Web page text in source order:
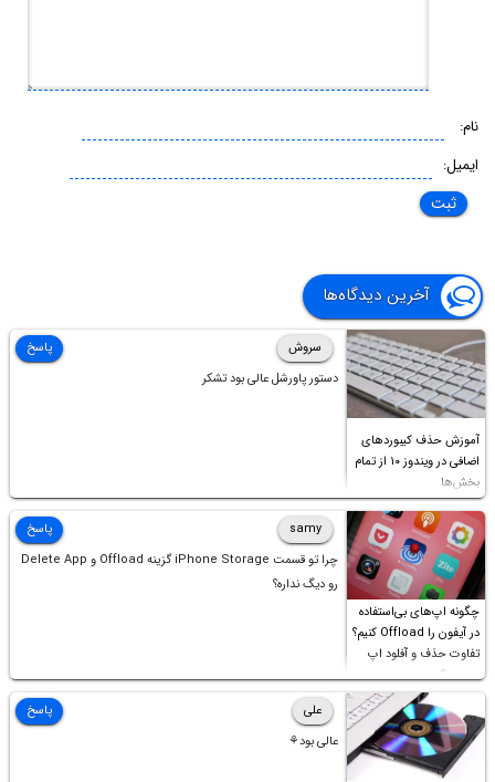
نام:
ایمیل:
آخرین دیدگاه‌ها
آموزش حذف کیبوردهای
اضافی در ویندوز ۱۰ از تمام
بخش‌ها
سروش
دستور پاورشل عالی بود تشکر
پاسخ
چگونه اپ‌های بی‌استفاده
در آیفون را Offload کنیم؟
تفاوت حذف و آفلود اپ
چیست؟
samy
چرا تو قسمت iPhone Storage گزینه Offload و Delete App
رو دیگ نداره؟
پاسخ
علی
عالی بود⚘
پاسخ